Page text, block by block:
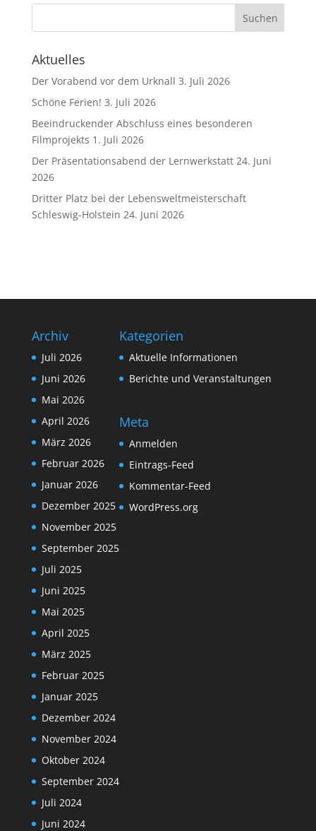
Aktuelles
Der Vorabend vor dem Urknall 3. Juli 2026
Schöne Ferien! 3. Juli 2026
Beeindruckender Abschluss eines besonderen
Filmprojekts 1. Juli 2026
Der Präsentationsabend der Lernwerkstatt 24. Juni
2026
Dritter Platz bei der Lebensweltmeisterschaft
Schleswig-Holstein 24. Juni 2026
Archiv
Juli 2026
Juni 2026
Mai 2026
April 2026
März 2026
Februar 2026
Januar 2026
Dezember 2025
November 2025
September 2025
Juli 2025
Juni 2025
Mai 2025
April 2025
März 2025
Februar 2025
Januar 2025
Dezember 2024
November 2024
Oktober 2024
September 2024
Juli 2024
Juni 2024
Kategorien
Aktuelle Informationen
Berichte und Veranstaltungen
Meta
Anmelden
Eintrags-Feed
Kommentar-Feed
WordPress.org